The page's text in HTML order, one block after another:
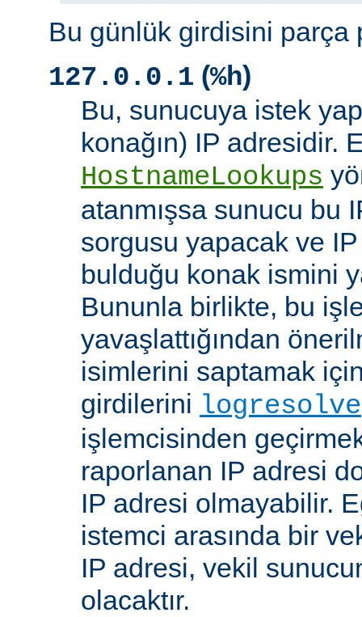
Bu günlük girdisini parça
127.0.0.1 (%h)
Bu, sunucuya istek
konağın) IP adresidir.
HostnameLookups
atanmışsa sunucu bu
sorgusu yapacak ve
bulduğu konak ismini
Bununla birlikte, bu
yavaşlattığından
isimlerini saptamak
girdilerini logresolve
işlemcisinden
raporlanan IP adresi
IP adresi olmayabilir.
istemci arasında bir
IP adresi, vekil
olacaktır.